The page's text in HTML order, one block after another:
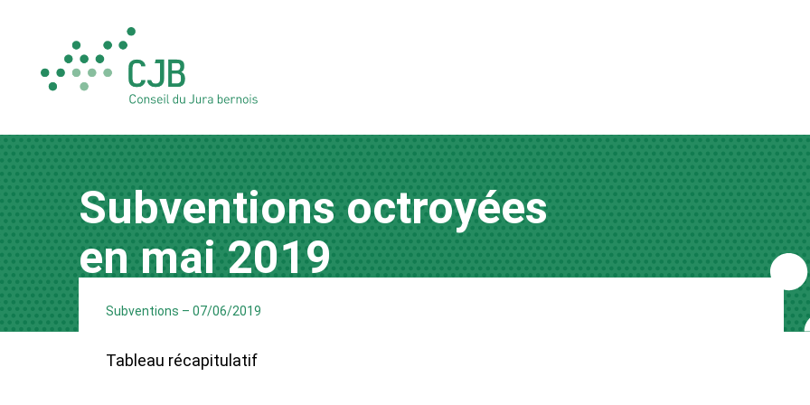
Subventions octroyées
en mai 2019
Subventions – 07/06/2019
Tableau récapitulatif